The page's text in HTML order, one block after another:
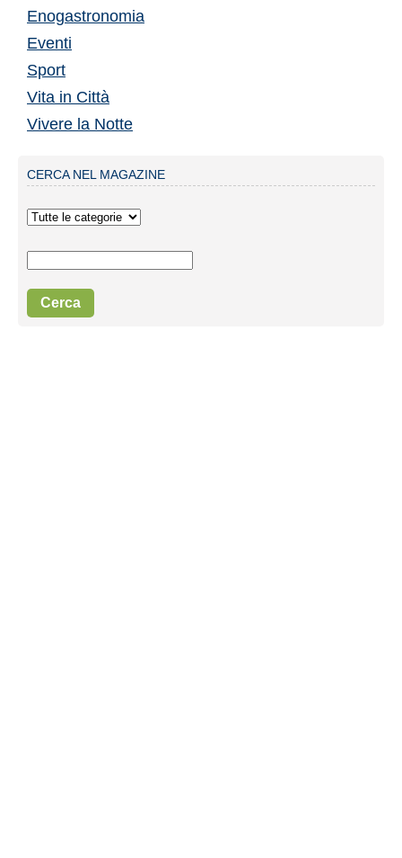
Enogastronomia
Eventi
Sport
Vita in Città
Vivere la Notte
CERCA NEL MAGAZINE
Cerca